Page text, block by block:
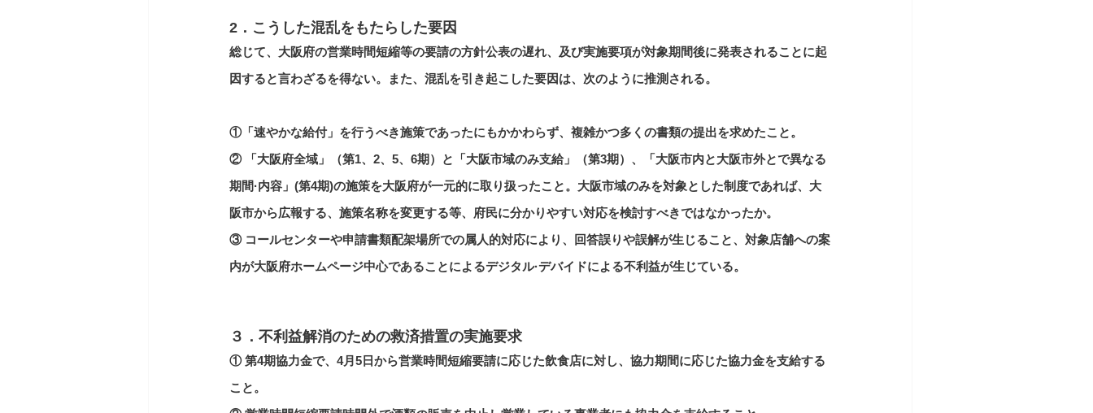
2．こうした混乱をもたらした要因
総じて、大阪府の営業時間短縮等の要請の方針公表の遅れ、及び実施要項が対象期間後に発表されることに起
因すると言わざるを得ない。また、混乱を引き起こした要因は、次のように推測される。
①「速やかな給付」を行うべき施策であったにもかかわらず、複雑かつ多くの書類の提出を求めたこと。
② 「大阪府全域」（第1、2、5、6期）と「大阪市域のみ支給」（第3期）、「大阪市内と大阪市外とで異なる
期間·内容」(第4期)の施策を大阪府が一元的に取り扱ったこと。大阪市域のみを対象とした制度であれば、大
阪市から広報する、施策名称を変更する等、府民に分かりやすい対応を検討すべきではなかったか。
③ コールセンターや申請書類配架場所での属人的対応により、回答誤りや誤解が生じること、対象店舗への案
内が大阪府ホームページ中心であることによるデジタル·デバイドによる不利益が生じている。
３．不利益解消のための救済措置の実施要求
① 第4期協力金で、4月5日から営業時間短縮要請に応じた飲食店に対し、協力期間に応じた協力金を支給する
こと。